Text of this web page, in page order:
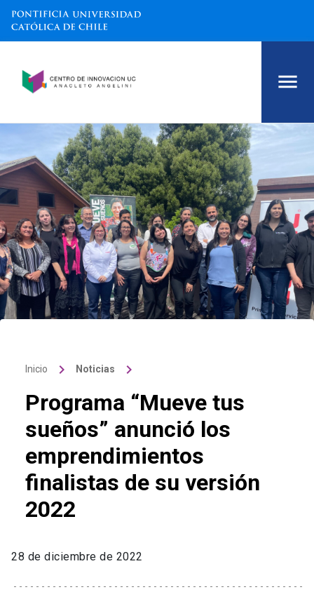
Inicio keyboard_arrow_right Noticias keyboard_arrow_right
Programa “Mueve tus
sueños” anunció los
emprendimientos
finalistas de su versión
2022
28 de diciembre de 2022